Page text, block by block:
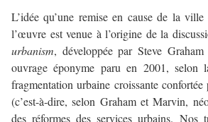
L’idée qu’une remise en cause de la
l’œuvre est venue à l’origine de la
urbanism, développée par Steve
ouvrage éponyme paru en 2001, selon
fragmentation urbaine croissante
(c’est-à-dire, selon Graham et Marvin,
des réformes des services urbains. Nos